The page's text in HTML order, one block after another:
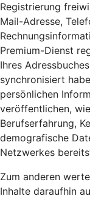
Registrierung
Mail-Adresse,
Premium-Dienst
Ihres
synchronisiert
persönlichen
veröffentlichen,
Berufserfahrung,
demografische
Netzwerkes
Zum anderen
Inhalte daraufhin